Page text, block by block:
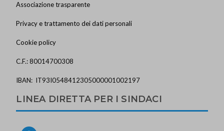
Associazione trasparente
Privacy e trattamento dei dati personali
Cookie policy
C.F.: 80014700308
IBAN: IT93I0548412305000001002197
LINEA DIRETTA PER I SINDACI